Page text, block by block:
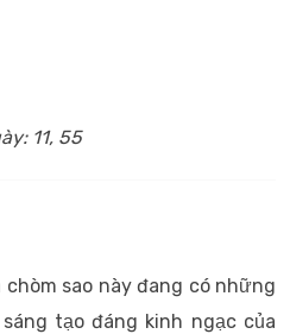
11, 55
sao này đang có những
tạo đáng kinh ngạc của